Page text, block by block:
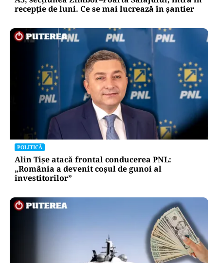
recepție de luni. Ce se mai lucrează în șantier
POLITICĂ
Alin Tișe atacă frontal conducerea PNL:
„România a devenit coșul de gunoi al
investitorilor”